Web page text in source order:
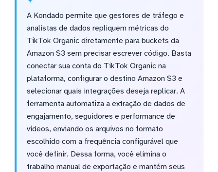
A Kondado permite que gestores de tráfego e
analistas de dados repliquem métricas do
TikTok Organic diretamente para buckets da
Amazon S3 sem precisar escrever código. Basta
conectar sua conta do TikTok Organic na
plataforma, configurar o destino Amazon S3 e
selecionar quais integrações deseja replicar. A
ferramenta automatiza a extração de dados de
engajamento, seguidores e performance de
vídeos, enviando os arquivos no formato
escolhido com a frequência configurável que
você definir. Dessa forma, você elimina o
trabalho manual de exportação e mantém seus